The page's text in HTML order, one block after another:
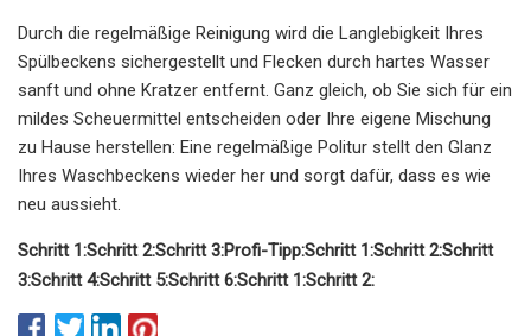
Durch die regelmäßige Reinigung wird die Langlebigkeit Ihres
Spülbeckens sichergestellt und Flecken durch hartes Wasser
sanft und ohne Kratzer entfernt. Ganz gleich, ob Sie sich für ein
mildes Scheuermittel entscheiden oder Ihre eigene Mischung
zu Hause herstellen: Eine regelmäßige Politur stellt den Glanz
Ihres Waschbeckens wieder her und sorgt dafür, dass es wie
neu aussieht.
Schritt 1:Schritt 2:Schritt 3:Profi-Tipp:Schritt 1:Schritt 2:Schritt
3:Schritt 4:Schritt 5:Schritt 6:Schritt 1:Schritt 2: